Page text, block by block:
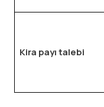
Kira payı talebi